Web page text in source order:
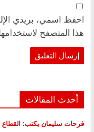
احفظ اسمي، بريدي
هذا المتصفح
أحدث المقالات
فرحات سليمان يكتب: